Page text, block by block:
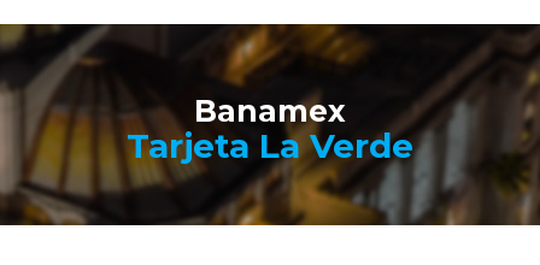
Banamex
Tarjeta La Verde